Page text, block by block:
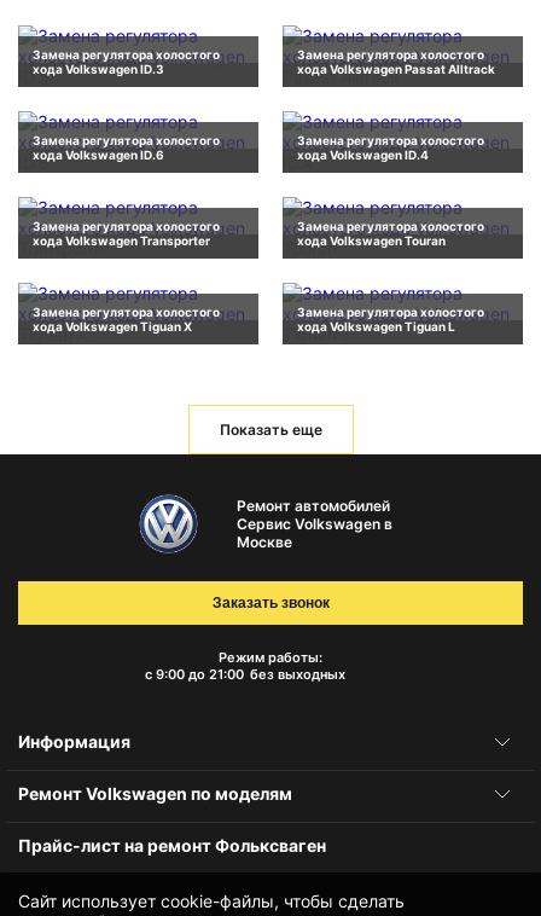
Замена регулятора холостого
хода Volkswagen ID.3
Замена регулятора холостого
хода Volkswagen Passat Alltrack
Замена регулятора холостого
хода Volkswagen ID.6
Замена регулятора холостого
хода Volkswagen ID.4
Замена регулятора холостого
хода Volkswagen Transporter
Замена регулятора холостого
хода Volkswagen Touran
Замена регулятора холостого
хода Volkswagen Tiguan X
Замена регулятора холостого
хода Volkswagen Tiguan L
Показать еще
Сайт использует cookie-файлы, чтобы сделать
Ремонт автомобилей
Сервис Volkswagen в
Москве
Режим работы:
с 9:00 до 21:00 без выходных
Заказать звонок
Информация
Ремонт Volkswagen по моделям
Прайс-лист на ремонт Фольксваген